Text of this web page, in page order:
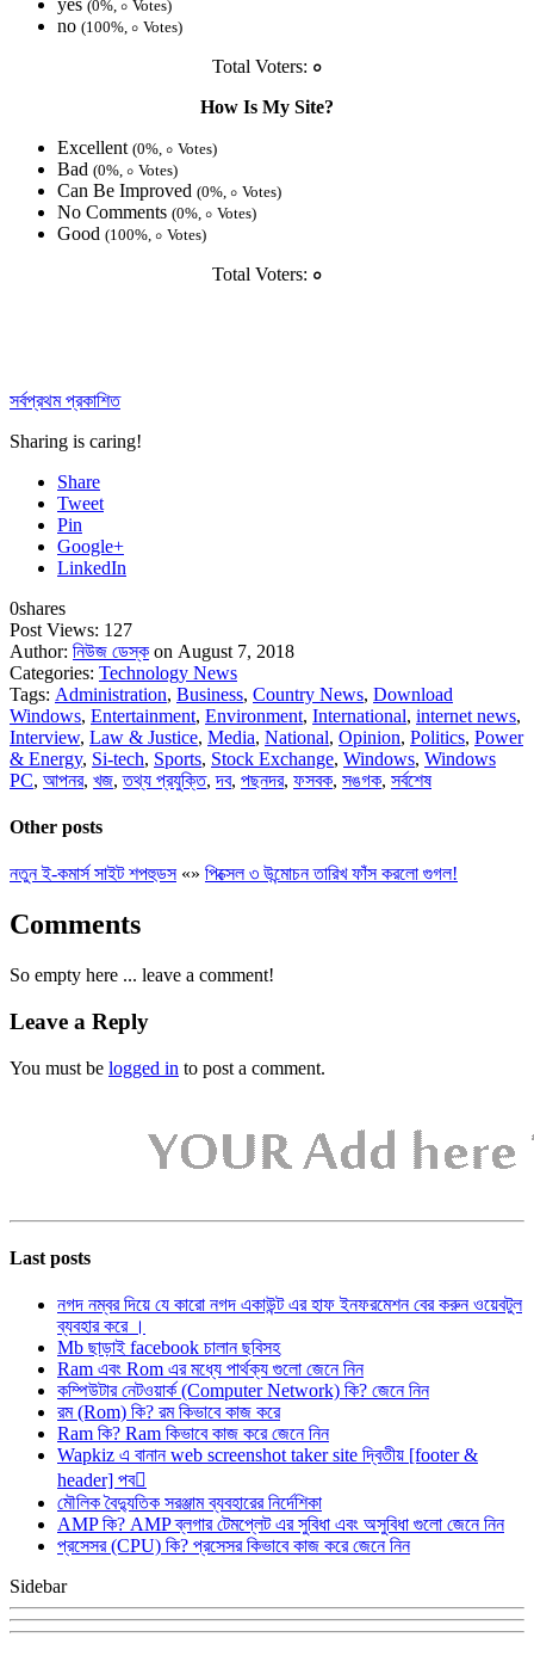
(0%, ০ Votes)
no (100%, ০ Votes)
Total Voters: ০
How Is My Site?
Excellent (0%, ০ Votes)
Bad (0%, ০ Votes)
Can Be Improved (0%, ০ Votes)
No Comments (0%, ০ Votes)
Good (100%, ০ Votes)
Total Voters: ০
সর্বপ্রথম প্রকাশিত
Sharing is caring!
Share
Tweet
Pin
Google+
LinkedIn
0shares
Post Views: 127
Author: নিউজ ডেস্ক on August 7, 2018
Categories: Technology News
Tags: Administration, Business, Country News, Download
Windows, Entertainment, Environment, International, internet news,
Interview, Law & Justice, Media, National, Opinion, Politics, Power
& Energy, Si-tech, Sports, Stock Exchange, Windows, Windows
PC, আপনর, খজ,তথ্য প্রযুক্তি,দব, পছনদর, ফসবক, সঙগক, সর্বশেষ
Other posts
নতুন ই-কমার্স সাইট শপহুডস«» পিক্সেল ৩ উন্মোচন তারিখ ফাঁস করলো গুগল!
Comments
So empty here ... leave a comment!
Leave a Reply
You must be logged in to post a comment.
Last posts
নগদ নম্বর দিয়ে যে কারো নগদ একাউন্ট এর হাফ ইনফরমেশন বের করুন ওয়েবটুল
ব্যবহার করে ।
Mb ছাড়াই facebook চালান ছবিসহ
Ram এবং Rom এর মধ্যে পার্থক্য গুলো জেনে নিন
কম্পিউটার নেটওয়ার্ক (Computer Network) কি? জেনে নিন
রম (Rom) কি? রম কিভাবে কাজ করে
Ram কি? Ram কিভাবে কাজ করে জেনে নিন
Wapkiz এ বানান web screenshot taker site দ্বিতীয় [footer &
header] পব
মৌলিক বৈদ্যুতিক সরঞ্জাম ব্যবহারের নির্দেশিকা
AMP কি? AMP ব্লগার টেমপ্লেট এর সুবিধা এবং অসুবিধা গুলো জেনে নিন
প্রসেসর (CPU) কি? প্রসেসর কিভাবে কাজ করে জেনে নিন
Sidebar